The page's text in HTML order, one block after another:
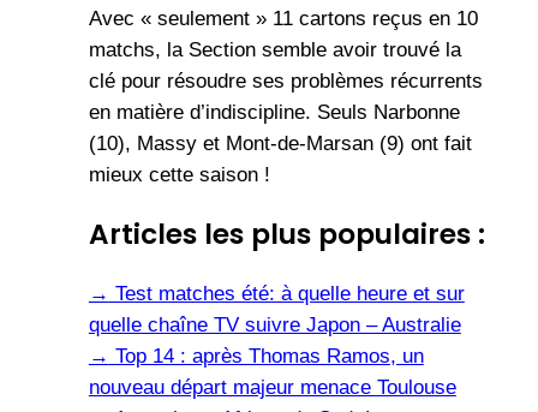
Avec « seulement » 11 cartons reçus en 10
matchs, la Section semble avoir trouvé la
clé pour résoudre ses problèmes récurrents
en matière d’indiscipline. Seuls Narbonne
(10), Massy et Mont-de-Marsan (9) ont fait
mieux cette saison !
Articles les plus populaires :
→ Test matches été: à quelle heure et sur
quelle chaîne TV suivre Japon – Australie
→ Top 14 : après Thomas Ramos, un
nouveau départ majeur menace Toulouse